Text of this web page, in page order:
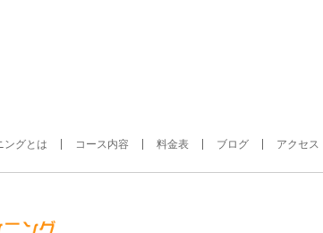
ングとは コース内容 料金表 ブログ アクセス